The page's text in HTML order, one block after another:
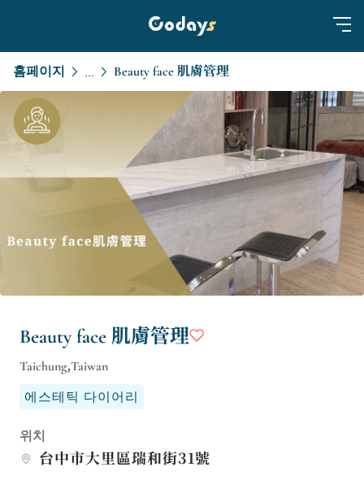
홈페이지 ... Beauty face 肌膚管理
Beauty face 肌膚管理
Taichung,Taiwan
에스테틱 다이어리
위치
台中市大里區瑞和街31號